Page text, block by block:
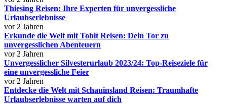
Thiesing Reisen: Ihre Experten für unvergessliche
Urlaubserlebnisse
vor 2 Jahren
Erkunde die Welt mit Tobit Reisen: Dein Tor zu
unvergesslichen Abenteuern
vor 2 Jahren
Unvergesslicher Silvesterurlaub 2023/24: Top-Reiseziele für
eine unvergessliche Feier
vor 2 Jahren
Entdecke die Welt mit Schauinsland Reisen: Traumhafte
Urlaubserlebnisse warten auf dich